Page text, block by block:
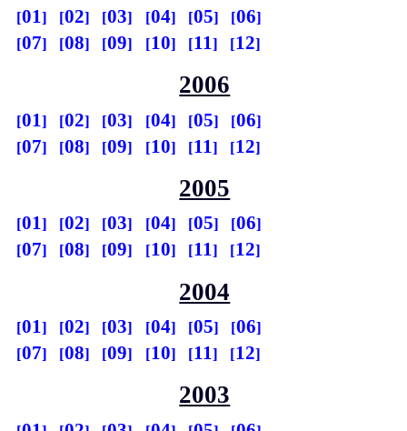
01 02 03 04 05
06
07
08 09 10 11 12
2006
01 02 03 04 05
06
07
08 09 10 11 12
2005
01 02 03 04 05
06
07
08 09 10 11 12
2004
01 02 03 04 05
06
07
08 09 10 11 12
2003